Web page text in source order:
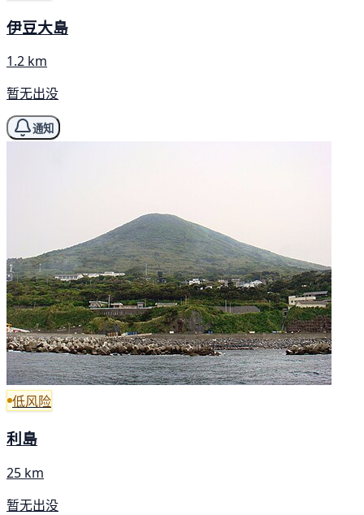
伊豆大島
1.2 km
暂无出没
通知
低风险
利島
25 km
暂无出没